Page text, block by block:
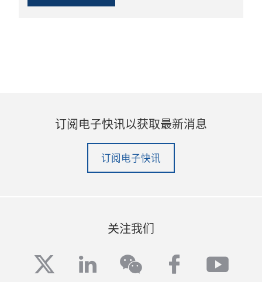
订阅电子快讯以获取最新消息
订阅电子快讯
关注我们
twitterlinkedinwechatfacebook